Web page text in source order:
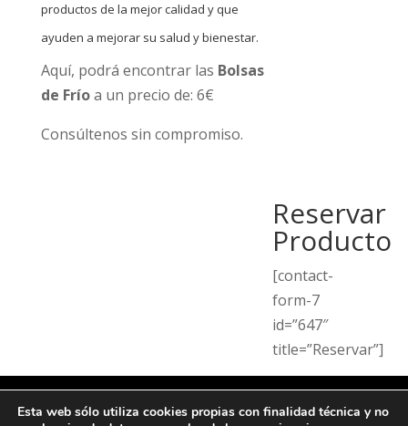
productos de la mejor calidad y que
ayuden a mejorar su salud y bienestar.
Aquí, podrá encontrar las Bolsas
de Fríoa un precio de: 6€
Consúltenos sin compromiso.
Reservar
Producto
[contact-
form-7
id=”647″
title=”Reservar”]
Esta web sólo utiliza cookies propias con finalidad técnica y no